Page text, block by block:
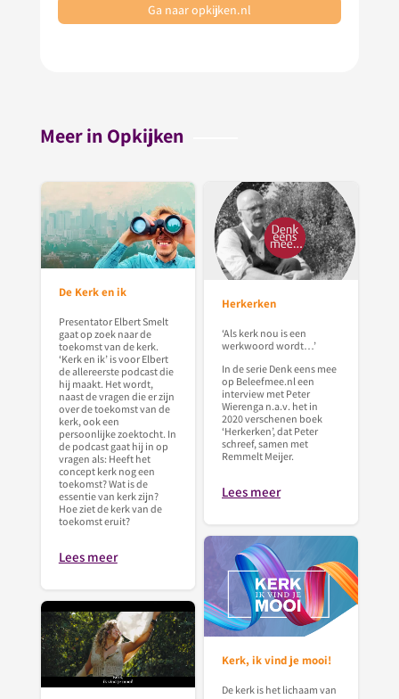
Ga naar opkijken.nl
Meer in Opkijken
De Kerk en ik
Presentator Elbert Smelt
gaat op zoek naar de
toekomst van de kerk.
‘Kerk en ik’ is voor Elbert
de allereerste podcast die
hij maakt. Het wordt,
naast de vragen die er zijn
over de toekomst van de
kerk, ook een
persoonlijke zoektocht. In
de podcast gaat hij in op
vragen als: Heeft het
concept kerk nog een
toekomst? Wat is de
essentie van kerk zijn?
Hoe ziet de kerk van de
toekomst eruit?
Lees meer
Herkerken
‘Als kerk nou is een
werkwoord wordt…’
In de serie Denk eens mee
op Beleefmee.nl een
interview met Peter
Wierenga n.a.v. het in
2020 verschenen boek
‘Herkerken’, dat Peter
schreef, samen met
Remmelt Meijer.
Lees meer
Kerk, ik vind je mooi!
De kerk is het lichaam van